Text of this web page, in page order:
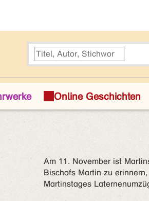
Am 11. November ist
Bischofs Martin zu
Martinstages